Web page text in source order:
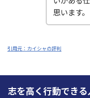
思います。
引用元：カイシャの評判
志を高く行動でき